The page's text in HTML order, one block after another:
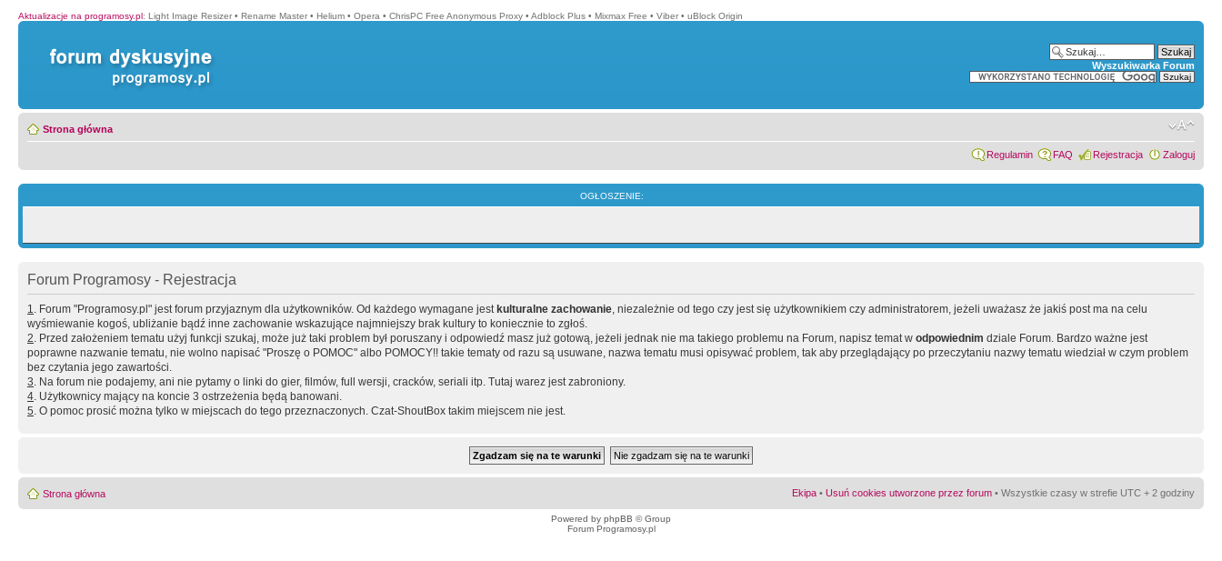
Aktualizacje na programosy.pl: Light Image Resizer • Rename Master • Helium • Opera • ChrisPC Free Anonymous Proxy • Adblock Plus • Mixmax Free • Viber • uBlock Origin
Wyszukiwarka Forum
Strona główna
Regulamin FAQ Rejestracja Zaloguj
OGŁOSZENIE:
Forum Programosy - Rejestracja
1. Forum "Programosy.pl" jest forum przyjaznym dla użytkowników. Od każdego wymagane jest kulturalne zachowanie, niezależnie od tego czy jest się użytkownikiem czy administratorem, jeżeli uważasz że jakiś post ma na celu
wyśmiewanie kogoś, ubliżanie bądź inne zachowanie wskazujące najmniejszy brak kultury to koniecznie to zgłoś.
2. Przed założeniem tematu użyj funkcji szukaj, może już taki problem był poruszany i odpowiedź masz już gotową, jeżeli jednak nie ma takiego problemu na Forum, napisz temat w odpowiednim dziale Forum. Bardzo ważne jest
poprawne nazwanie tematu, nie wolno napisać "Proszę o POMOC" albo POMOCY!! takie tematy od razu są usuwane, nazwa tematu musi opisywać problem, tak aby przeglądający po przeczytaniu nazwy tematu wiedział w czym problem
bez czytania jego zawartości.
3. Na forum nie podajemy, ani nie pytamy o linki do gier, filmów, full wersji, cracków, seriali itp. Tutaj warez jest zabroniony.
4. Użytkownicy mający na koncie 3 ostrzeżenia będą banowani.
5. O pomoc prosić można tylko w miejscach do tego przeznaczonych. Czat-ShoutBox takim miejscem nie jest.
Strona główna Ekipa • Usuń cookies utworzone przez forum • Wszystkie czasy w strefie UTC + 2 godziny
Powered by phpBB © Group
Forum Programosy.pl